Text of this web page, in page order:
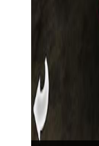
级自己的摩托车，
【极限摩托3正
1. 熟悉赛道：
于更好地完成比赛。
2. 合理使用道
具，提升自己的竞